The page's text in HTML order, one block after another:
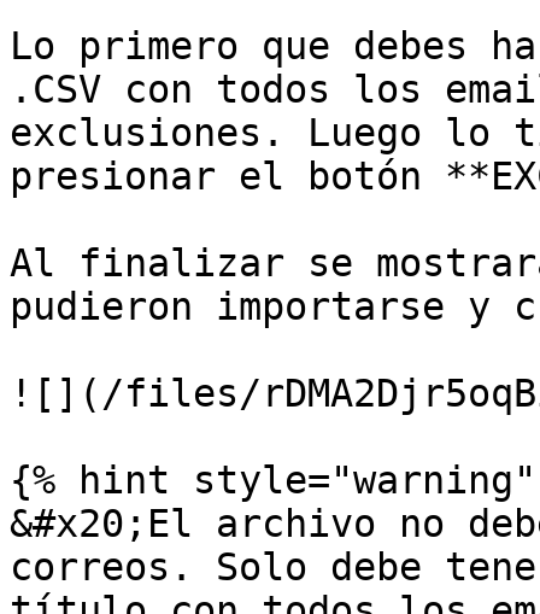
Lo primero que debes
.CSV con todos los
exclusiones. Luego lo
presionar el botón
Al finalizar se
pudieron importarse y
![](/files/
{% hint style="warning"
&#x20;El archivo no
correos. Solo debe